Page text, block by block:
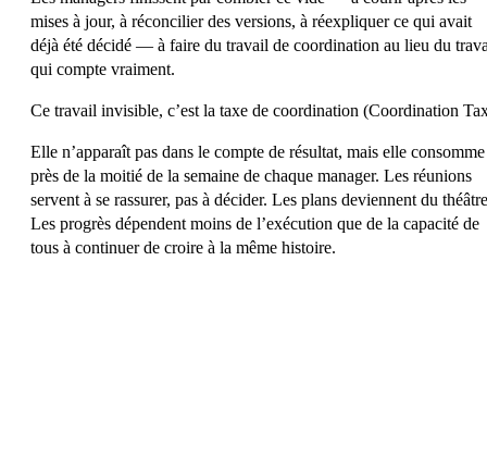
mises à jour, à réconcilier des versions, à réexpliquer ce qui avait
déjà été décidé — à faire du travail de coordination au lieu du
qui compte vraiment.
Ce travail invisible, c’est la taxe de coordination (Coordination
Elle n’apparaît pas dans le compte de résultat, mais elle consomme
près de la moitié de la semaine de chaque manager. Les réunions
servent à se rassurer, pas à décider. Les plans deviennent du
Les progrès dépendent moins de l’exécution que de la capacité de
tous à continuer de croire à la même histoire.